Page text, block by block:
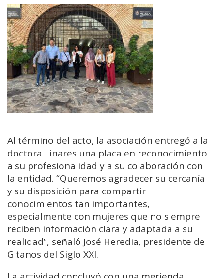
Al término del acto, la asociación entregó a la
doctora Linares una placa en reconocimiento
a su profesionalidad y a su colaboración con
la entidad. “Queremos agradecer su cercanía
y su disposición para compartir
conocimientos tan importantes,
especialmente con mujeres que no siempre
reciben información clara y adaptada a su
realidad”, señaló José Heredia, presidente de
Gitanos del Siglo XXI.